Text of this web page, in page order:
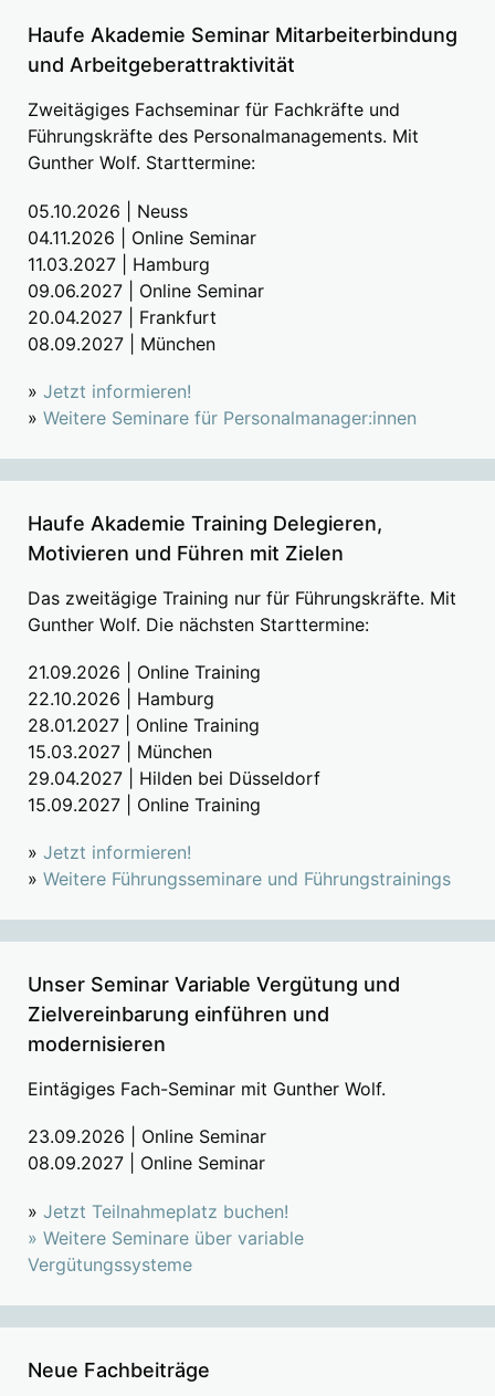
Haufe Akademie Seminar Mitarbeiterbindung
und Arbeitgeberattraktivität
Zweitägiges Fachseminar für Fachkräfte und
Führungskräfte des Personalmanagements. Mit
Gunther Wolf. Starttermine:
05.10.2026 | Neuss
04.11.2026 | Online Seminar
11.03.2027 | Hamburg
09.06.2027 | Online Seminar
20.04.2027 | Frankfurt
08.09.2027 | München
» Jetzt informieren!
» Weitere Seminare für Personalmanager:innen
Haufe Akademie Training Delegieren,
Motivieren und Führen mit Zielen
Das zweitägige Training nur für Führungskräfte. Mit
Gunther Wolf. Die nächsten Starttermine:
21.09.2026 | Online Training
22.10.2026 | Hamburg
28.01.2027 | Online Training
15.03.2027 | München
29.04.2027 | Hilden bei Düsseldorf
15.09.2027 | Online Training
» Jetzt informieren!
» Weitere Führungsseminare und Führungstrainings
Unser Seminar Variable Vergütung und
Zielvereinbarung einführen und
modernisieren
Eintägiges Fach-Seminar mit Gunther Wolf.
23.09.2026 | Online Seminar
08.09.2027 | Online Seminar
» Jetzt Teilnahmeplatz buchen!
» Weitere Seminare über variable
Vergütungssysteme
Neue Fachbeiträge